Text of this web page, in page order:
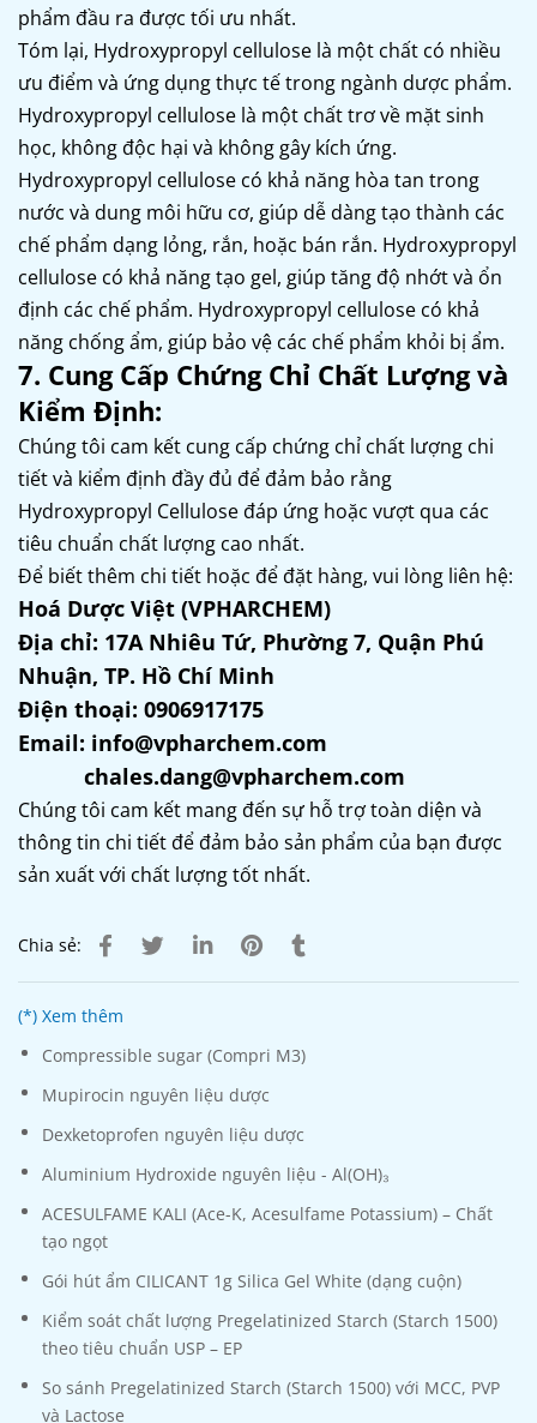
phẩm đầu ra được tối ưu nhất.
Tóm lại, Hydroxypropyl cellulose là một chất có nhiều
ưu điểm và ứng dụng thực tế trong ngành dược phẩm.
Hydroxypropyl cellulose là một chất trơ về mặt sinh
học, không độc hại và không gây kích ứng.
Hydroxypropyl cellulose có khả năng hòa tan trong
nước và dung môi hữu cơ, giúp dễ dàng tạo thành các
chế phẩm dạng lỏng, rắn, hoặc bán rắn. Hydroxypropyl
cellulose có khả năng tạo gel, giúp tăng độ nhớt và ổn
định các chế phẩm. Hydroxypropyl cellulose có khả
năng chống ẩm, giúp bảo vệ các chế phẩm khỏi bị ẩm.
7. Cung Cấp Chứng Chỉ Chất Lượng và
Kiểm Định:
Chúng tôi cam kết cung cấp chứng chỉ chất lượng chi
tiết và kiểm định đầy đủ để đảm bảo rằng
Hydroxypropyl Cellulose đáp ứng hoặc vượt qua các
tiêu chuẩn chất lượng cao nhất.
Để biết thêm chi tiết hoặc để đặt hàng, vui lòng liên hệ:
Hoá Dược Việt (VPHARCHEM)
Địa chỉ: 17A Nhiêu Tứ, Phường 7, Quận Phú
Nhuận, TP. Hồ Chí Minh
Điện thoại: 0906917175
Email: info@vpharchem.com
chales.dang@vpharchem.com
Chúng tôi cam kết mang đến sự hỗ trợ toàn diện và
thông tin chi tiết để đảm bảo sản phẩm của bạn được
sản xuất với chất lượng tốt nhất.
Chia sẻ:
(*) Xem thêm
Compressible sugar (Compri M3)
Mupirocin nguyên liệu dược
Dexketoprofen nguyên liệu dược
Aluminium Hydroxide nguyên liệu - Al(OH)₃
ACESULFAME KALI (Ace-K, Acesulfame Potassium) – Chất
tạo ngọt
Gói hút ẩm CILICANT 1g Silica Gel White (dạng cuộn)
Kiểm soát chất lượng Pregelatinized Starch (Starch 1500)
theo tiêu chuẩn USP – EP
So sánh Pregelatinized Starch (Starch 1500) với MCC, PVP
và Lactose